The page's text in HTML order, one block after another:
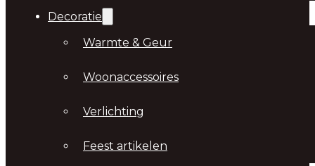
Decoratie
Warmte & Geur
Woonaccessoires
Verlichting
Feest artikelen